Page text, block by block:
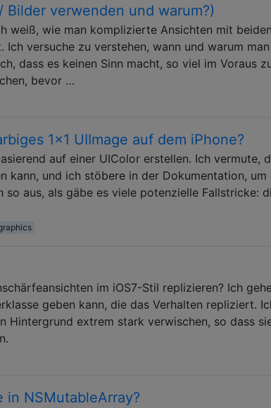
verwenden und warum?)
weiß, wie man komplizierte Ansichten mit beiden
versuche zu verstehen, wann und warum man
dass es keinen Sinn macht, so viel im Voraus
bevor …
1x1 UIImage auf dem iPhone?
auf einer UIColor erstellen. Ich vermute,
kann, und ich stöbere in der Dokumentation, um
so aus, als gäbe es viele potenzielle Fallstricke:
im iOS7-Stil replizieren? Ich
geben kann, die das Verhalten repliziert.
Hintergrund extrem stark verwischen, so dass
in NSMutableArray?